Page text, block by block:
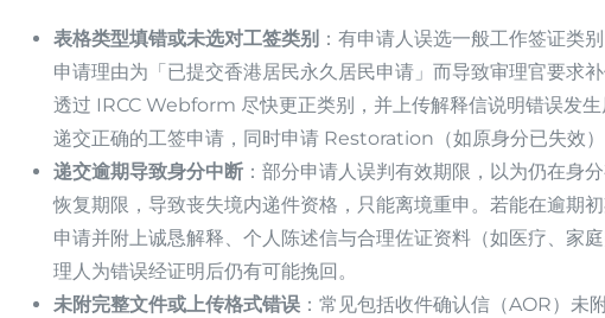
表格类型填错或未选对工签类别 ：有申请人误选一般工作签证
申请理由为「已提交香港居民永久居民申请」而导致审理官要求
透过 IRCC Webform 尽快更正类别，并上传解释信说明错误发
递交正确的工签申请，同时申请 Restoration（如原身分已失效）
递交逾期导致身分中断 ：部分申请人误判有效期限，以为仍在身
恢复期限，导致丧失境内递件资格，只能离境重申。若能在逾期
申请并附上诚恳解释、个人陈述信与合理佐证资料（如医疗、家
理人为错误经证明后仍有可能挽回。
未附完整文件或上传格式错误 ：常见包括收件确认信（AOR）未